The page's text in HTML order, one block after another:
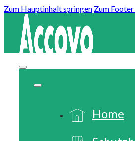
Zum Hauptinhalt springen Zum
Home